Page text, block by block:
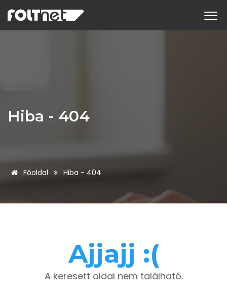
Hiba - 404
Főoldal Hiba - 404
Ajjajj :(
A keresett oldal nem található.